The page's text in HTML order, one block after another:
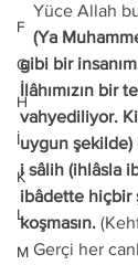
F
G
H
İ
K
L
M
Yüce Allah
gibi bir
İlâhımızın bir
vahyediliyor.
uygun şekilde)
i sâlih (ihlâsla
ibâdette hiçbir
koşmasın.
   Gerçi her canlı ölümü tadacak ve